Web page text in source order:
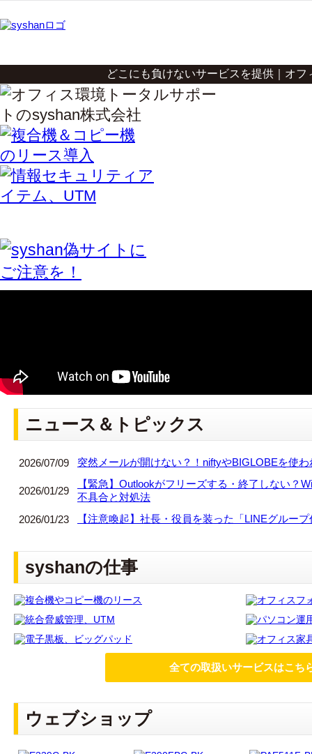
どこにも負けないサービスを提供｜オ
ニュース＆トピックス
2026/07/09 突然メールが開けない？！niftyやBIGLOBEを使
2026/01/29
【緊急】Outlookがフリーズする・終了しない？
不具合と対処法
2026/01/23
【注意喚起】社長・役員を装った「LINEグルー
syshanの仕事
全ての取扱いサービスはこち
ウェブショップ